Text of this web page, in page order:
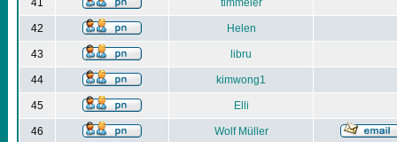
41 timmeier
42 Helen
43 libru
44 kimwong1
45 Elli
46 Wolf Müller